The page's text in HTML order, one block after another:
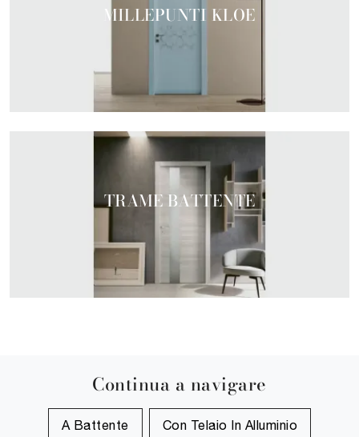
MILLEPUNTI KLOE
TRAME BATTENTE
Continua a navigare
A Battente Con Telaio In Alluminio